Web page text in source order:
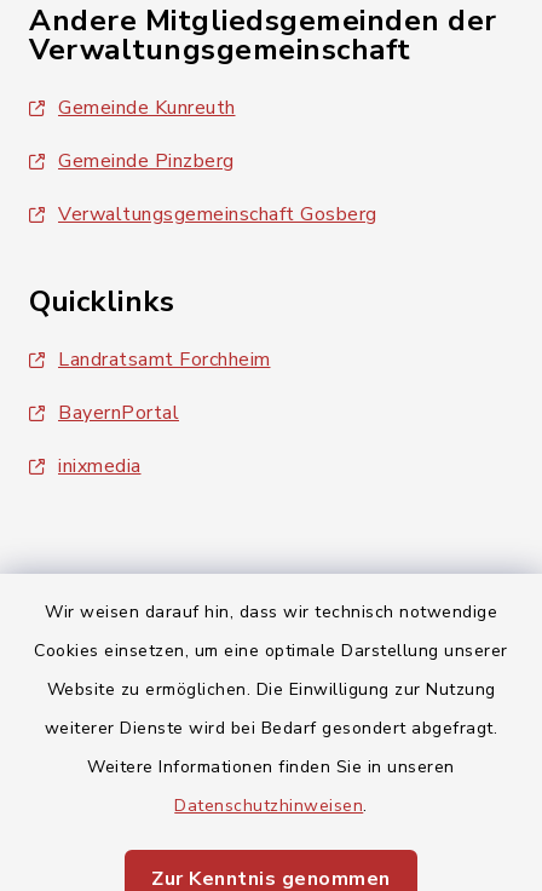
Wir weisen darauf hin, dass wir technisch notwendige
Cookies einsetzen, um eine optimale Darstellung unserer
Website zu ermöglichen. Die Einwilligung zur Nutzung
weiterer Dienste wird bei Bedarf gesondert abgefragt.
Weitere Informationen finden Sie in unseren
Datenschutzhinweisen.
Zur Kenntnis genommen
Andere Mitgliedsgemeinden der
Verwaltungsgemeinschaft
Gemeinde Kunreuth
Gemeinde Pinzberg
Verwaltungsgemeinschaft Gosberg
Quicklinks
Landratsamt Forchheim
BayernPortal
inixmedia
Kontakt
Barrierefreiheit
Datenschutz